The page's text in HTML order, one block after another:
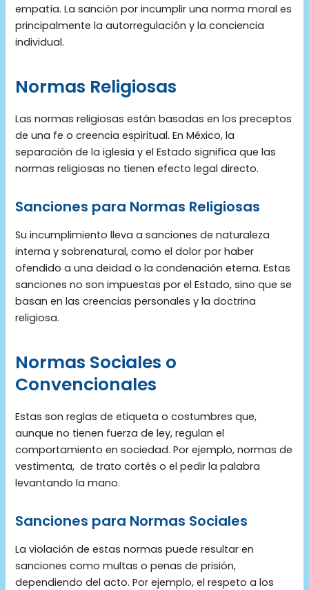
empatía. La sanción por incumplir una norma moral es
principalmente la autorregulación y la conciencia
individual​.
Normas Religiosas
Las normas religiosas están basadas en los preceptos
de una fe o creencia espiritual. En México, la
separación de la iglesia y el Estado significa que las
normas religiosas no tienen efecto legal directo.
Sanciones para Normas Religiosas
Su incumplimiento lleva a sanciones de naturaleza
interna y sobrenatural, como el dolor por haber
ofendido a una deidad o la condenación eterna. Estas
sanciones no son impuestas por el Estado, sino que se
basan en las creencias personales y la doctrina
religiosa.
Normas Sociales o
Convencionales
Estas son reglas de etiqueta o costumbres que,
aunque no tienen fuerza de ley, regulan el
comportamiento en sociedad. Por ejemplo, normas de
vestimenta, de trato cortés o el pedir la palabra
levantando la mano.
Sanciones para Normas Sociales
La violación de estas normas puede resultar en
sanciones como multas o penas de prisión,
dependiendo del acto. Por ejemplo, el respeto a los